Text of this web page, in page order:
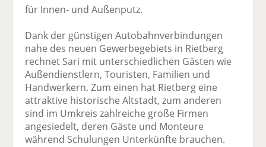
für Innen- und Außenputz.
Dank der günstigen Autobahnverbindungen
nahe des neuen Gewerbegebiets in Rietberg
rechnet Sari mit unterschiedlichen Gästen wie
Außendienstlern, Touristen, Familien und
Handwerkern. Zum einen hat Rietberg eine
attraktive historische Altstadt, zum anderen
sind im Umkreis zahlreiche große Firmen
angesiedelt, deren Gäste und Monteure
während Schulungen Unterkünfte brauchen.